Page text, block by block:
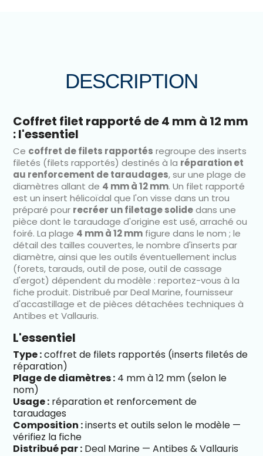
DESCRIPTION
Coffret filet rapporté de 4 mm à 12 mm
: l'essentiel
Ce coffret de filets rapportés regroupe des inserts
filetés (filets rapportés) destinés à la réparation et
au renforcement de taraudages, sur une plage de
diamètres allant de 4 mm à 12 mm. Un filet rapporté
est un insert hélicoïdal que l'on visse dans un trou
préparé pour recréer un filetage solidedans une
pièce dont le taraudage d'origine est usé, arraché ou
foiré. La plage 4 mm à 12 mm figure dans le nom ; le
détail des tailles couvertes, le nombre d'inserts par
diamètre, ainsi que les outils éventuellement inclus
(forets, tarauds, outil de pose, outil de cassage
d'ergot) dépendent du modèle : reportez-vous à la
fiche produit. Distribué par Deal Marine, fournisseur
d'accastillage et de pièces détachées techniques à
Antibes et Vallauris.
L'essentiel
Type :coffret de filets rapportés (inserts filetés de
réparation)
Plage de diamètres : 4 mm à 12 mm (selon le
nom)
Usage : réparation et renforcement de
taraudages
Composition :inserts et outils selon le modèle —
vérifiez la fiche
Distribué par : Deal Marine — Antibes & Vallauris